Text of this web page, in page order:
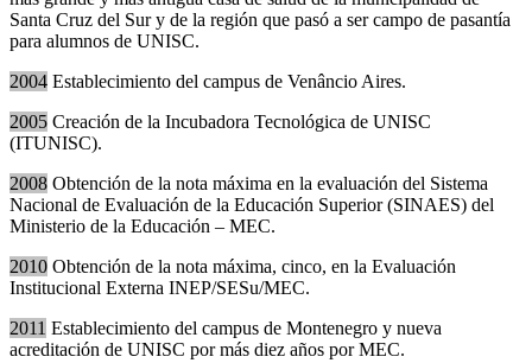
Santa Cruz del Sur y de la región que pasó a ser campo de pasantía
para alumnos de UNISC.
2004 Establecimiento del campus de Venâncio Aires.
2005 Creación de la Incubadora Tecnológica de UNISC
(ITUNISC).
2008 Obtención de la nota máxima en la evaluación del Sistema
Nacional de Evaluación de la Educación Superior (SINAES) del
Ministerio de la Educación – MEC.
2010 Obtención de la nota máxima, cinco, en la Evaluación
Institucional Externa INEP/SESu/MEC.
2011 Establecimiento del campus de Montenegro y nueva
acreditación de UNISC por más diez años por MEC.